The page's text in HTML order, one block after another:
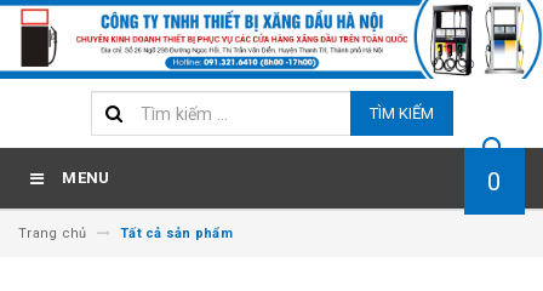
TÌM KIẾM
MENU 0
Trang chủ Tất cả sản phẩm